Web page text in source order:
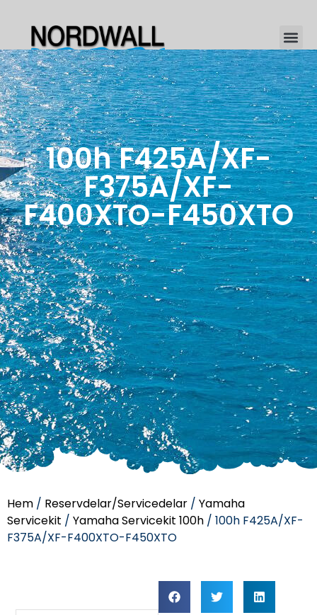
100h F425A/XF-
F375A/XF-
F400XTO-F450XTO
Hem / Reservdelar/Servicedelar / Yamaha
Servicekit / Yamaha Servicekit 100h / 100h F425A/XF-
F375A/XF-F400XTO-F450XTO